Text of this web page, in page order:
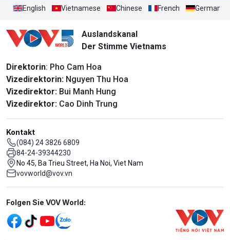
English Vietnamese Chinese French German
Auslandskanal
Der Stimme Vietnams
Direktorin: Pho Cam Hoa
Vizedirektorin: Nguyen Thu Hoa
Vizedirektor: Bui Manh Hung
Vizedirektor: Cao Dinh Trung
Kontakt
(084) 24 3826 6809
84-24-39344230
No 45, Ba Trieu Street, Ha Noi, Viet Nam
vovworld@vov.vn
Mạng xã hội
Folgen Sie VOV World: